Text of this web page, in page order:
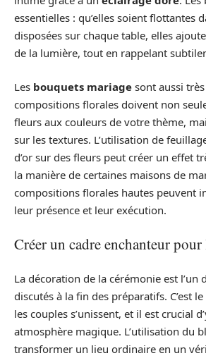
essentielles : qu’elles soient flottantes
disposées sur chaque table, elles
de la lumière, tout en rappelant
Les bouquets mariage sont aussi
compositions florales doivent non
fleurs aux couleurs de votre thème,
sur les textures. L’utilisation de
d’or sur des fleurs peut créer un effet
la manière de certaines maisons de
compositions florales hautes peuvent
leur présence et leur exécution.
Créer un cadre enchanteur
La décoration de la cérémonie est l’un
discutés à la fin des préparatifs. C’est
les couples s’unissent, et il est crucial
atmosphère magique. L’utilisation du
transformer un lieu ordinaire en un